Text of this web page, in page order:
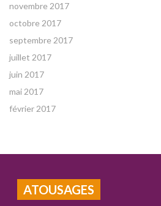
novembre 2017
octobre 2017
septembre 2017
juillet 2017
juin 2017
mai 2017
février 2017
ATOUSAGES